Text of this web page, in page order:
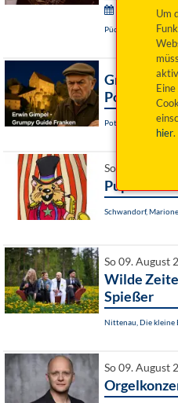
Um
hier.
Wurzer
Püchersreuth / OT
Grumpy
Pottenstein
Pottenstein, Am
So 09. August
Pupa circi
Schwandorf,
So 09. August
Wilde
Spießer
Nittenau, Die kleine
So 09. August